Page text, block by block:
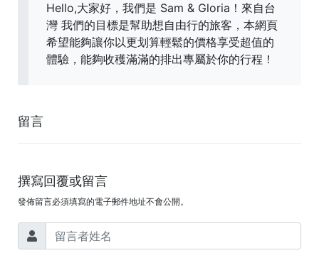
Hello,大家好，我們是 Sam & Gloria！來自台
灣 我們的目標是幫助想自由行的旅客，本網頁
希望能夠讓你以更划算輕鬆的價格享受超值的
體驗，能夠收穫滿滿的排出專屬於你的行程！
留言
撰寫回覆或留言
發佈留言必須填寫的電子郵件地址不會公開。